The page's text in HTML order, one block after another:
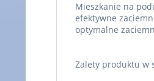
Mieszkanie na
efektywne
optymalne
Zalety produktu w